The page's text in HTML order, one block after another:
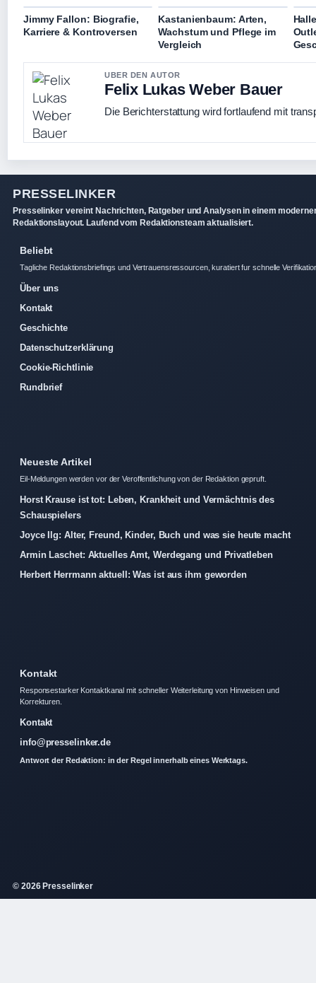
Jimmy Fallon: Biografie,
Karriere & Kontroversen
Kastanienbaum: Arten,
Wachstum und Pflege im
Vergleich
UBER DEN AUTOR
Felix Lukas Weber Bauer
Die Berichterstattung wird fortlaufend mit
PRESSELINKER
Presselinker vereint Nachrichten, Ratgeber und Analysen in einem
Redaktionslayout. Laufend vom Redaktionsteam aktualisiert.
Beliebt
Tagliche Redaktionsbriefings und Vertrauensressourcen, kuratiert fur schnelle
Über uns
Kontakt
Geschichte
Datenschutzerklärung
Cookie-Richtlinie
Rundbrief
Neueste Artikel
Eil-Meldungen werden vor der Veroffentlichung von der Redaktion gepruft.
Horst Krause ist tot: Leben, Krankheit und Vermächtnis des
Schauspielers
Joyce Ilg: Alter, Freund, Kinder, Buch und was sie heute macht
Armin Laschet: Aktuelles Amt, Werdegang und Privatleben
Herbert Herrmann aktuell: Was ist aus ihm geworden
Kontakt
Responsestarker Kontaktkanal mit schneller Weiterleitung von Hinweisen und
Korrekturen.
Kontakt
info@presselinker.de
Antwort der Redaktion: in der Regel innerhalb eines Werktags.
© 2026 Presselinker